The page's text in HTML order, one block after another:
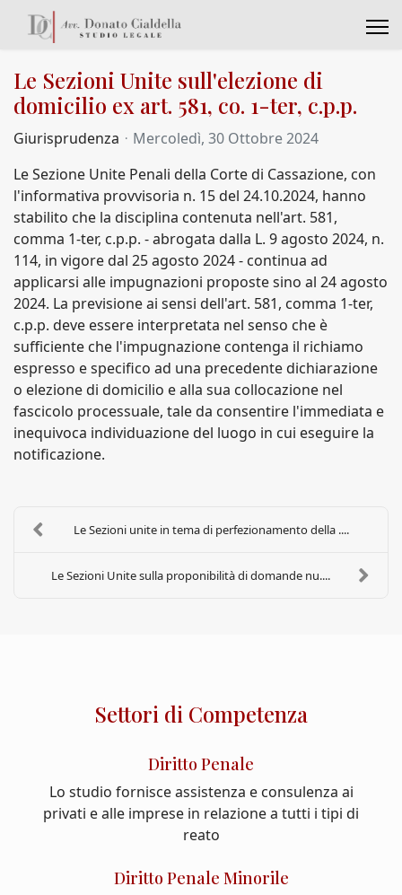
Le Sezioni Unite sull'elezione di
domicilio ex art. 581, co. 1-ter, c.p.p.
Giurisprudenza
Mercoledì, 30 Ottobre 2024
Le Sezione Unite Penali della Corte di Cassazione, con
l'informativa provvisoria n. 15 del 24.10.2024, hanno
stabilito che la disciplina contenuta nell'art. 581,
comma 1-ter, c.p.p. - abrogata dalla L. 9 agosto 2024, n.
114, in vigore dal 25 agosto 2024 - continua ad
applicarsi alle impugnazioni proposte sino al 24 agosto
2024. La previsione ai sensi dell'art. 581, comma 1-ter,
c.p.p. deve essere interpretata nel senso che è
sufficiente che l'impugnazione contenga il richiamo
espresso e specifico ad una precedente dichiarazione
o elezione di domicilio e alla sua collocazione nel
fascicolo processuale, tale da consentire l'immediata e
inequivoca individuazione del luogo in cui eseguire la
notificazione.
Le Sezioni unite in tema di perfezionamento della ....
Le Sezioni Unite sulla proponibilità di domande nu....
Settori di Competenza
Diritto Penale
Lo studio fornisce assistenza e consulenza ai
privati e alle imprese in relazione a tutti i tipi di
reato
Diritto Penale Minorile